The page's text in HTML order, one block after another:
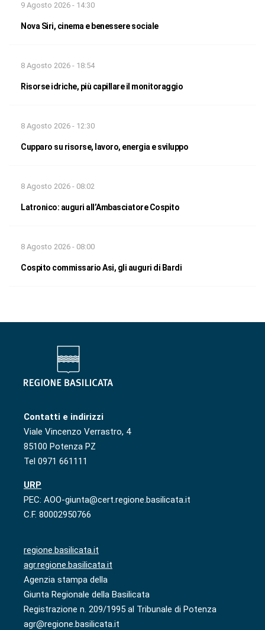
9 Agosto 2026 - 14:30
Nova Siri, cinema e benessere sociale
8 Agosto 2026 - 18:54
Risorse idriche, più capillare il monitoraggio
8 Agosto 2026 - 12:30
Cupparo su risorse, lavoro, energia e sviluppo
8 Agosto 2026 - 08:02
Latronico: auguri all’Ambasciatore Cospito
8 Agosto 2026 - 08:00
Cospito commissario Asi, gli auguri di Bardi
Contatti e indirizzi
Viale Vincenzo Verrastro, 4
85100 Potenza PZ
Tel 0971 661111
URP
PEC: AOO-giunta@cert.regione.basilicata.it
C.F. 80002950766
regione.basilicata.it
agr.regione.basilicata.it
Agenzia stampa della
Giunta Regionale della Basilicata
Registrazione n. 209/1995 al Tribunale di Potenza
agr@regione.basilicata.it